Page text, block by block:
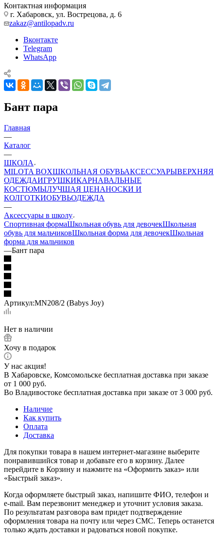
Контактная информация
г. Хабаровск, ул. Вострецова, д. 6
zakaz@antilopadv.ru
Вконтакте
Telegram
WhatsApp
Бант пара
Главная
—
Каталог
—
ШКОЛА
MILOTA BOXШКОЛЬНАЯ ОБУВЬАКСЕССУАРЫВЕРХНЯЯ
ОДЕЖДАИГРУШКИКАРНАВАЛЬНЫЕ
КОСТЮМЫЛУЧШАЯ ЦЕНАНОСКИ И
КОЛГОТКИОБУВЬОДЕЖДА
—
Аксессуары в школу
Спортивная формаШкольная обувь для девочекШкольная
обувь для мальчиковШкольная форма для девочекШкольная
форма для мальчиков
—Бант пара
Артикул:MN208/2 (Babys Joy)
Нет в наличии
Хочу в подарок
У нас акция!
В Хабаровске, Комсомольске бесплатная доставка при заказе
от 1 000 руб.
Во Владивостоке бесплатная доставка при заказе от 3 000 руб.
Наличие
Как купить
Оплата
Доставка
Для покупки товара в нашем интернет-магазине выберите
понравившийся товар и добавьте его в корзину. Далее
перейдите в Корзину и нажмите на «Оформить заказ» или
«Быстрый заказ».
Когда оформляете быстрый заказ, напишите ФИО, телефон и
e-mail. Вам перезвонит менеджер и уточнит условия заказа.
По результатам разговора вам придет подтверждение
оформления товара на почту или через СМС. Теперь останется
только ждать доставки и радоваться новой покупке.